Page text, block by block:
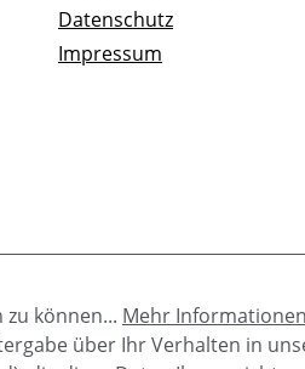
Datenschutz
Impressum
können... Mehr Informationen
über Ihr Verhalten in